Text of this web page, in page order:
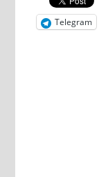
Telegram